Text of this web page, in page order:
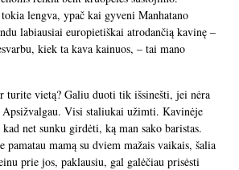
lengva, ypač kai gyveni Manhatano
labiausiai europietiškai atrodančią kavinę –
kiek ta kava kainuos, – tai mano
turite vietą? Galiu duoti tik išsinešti, jei nėra
Apsižvalgau. Visi staliukai užimti. Kavinėje
net sunku girdėti, ką man sako baristas.
pamatau mamą su dviem mažais vaikais, šalia
prie jos, paklausiu, gal galėčiau prisėsti